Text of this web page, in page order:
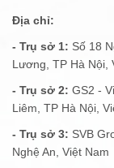
Địa chỉ:
- Trụ sở 1: Số 18
Lương, TP Hà Nội,
- Trụ sở 2: GS2 -
Liêm, TP Hà Nội,
- Trụ sở 3: SVB
Nghệ An, Việt Nam